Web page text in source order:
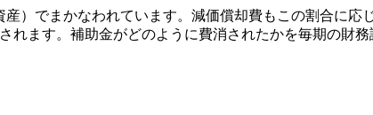
）でまかなわれています。減価償却費もこの割合に
れます。補助金がどのように費消されたかを毎期の